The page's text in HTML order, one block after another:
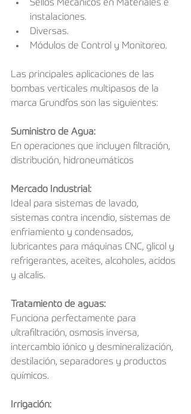
Sellos Mecánicos en Materiales e
instalaciones.
Diversas.
Módulos de Control y Monitoreo.
Las principales aplicaciones de las
bombas verticales multipasos de la
marca Grundfos son las siguientes:
Suministro de Agua:
En operaciones que incluyen filtración,
distribución, hidroneumáticos
Mercado Industrial:
Ideal para sistemas de lavado,
sistemas contra incendio, sistemas de
enfriamiento y condensados,
lubricantes para máquinas CNC, glicol y
refrigerantes, aceites, alcoholes, acidos
y alcalis.
Tratamiento de aguas:
Funciona perfectamente para
ultrafiltración, osmosis inversa,
intercambio iónico y desmineralización,
destilación, separadores y productos
químicos.
Irrigación: